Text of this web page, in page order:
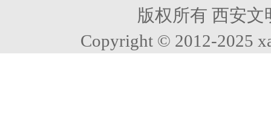
版权所有 西安
Copyright © 2012-2025